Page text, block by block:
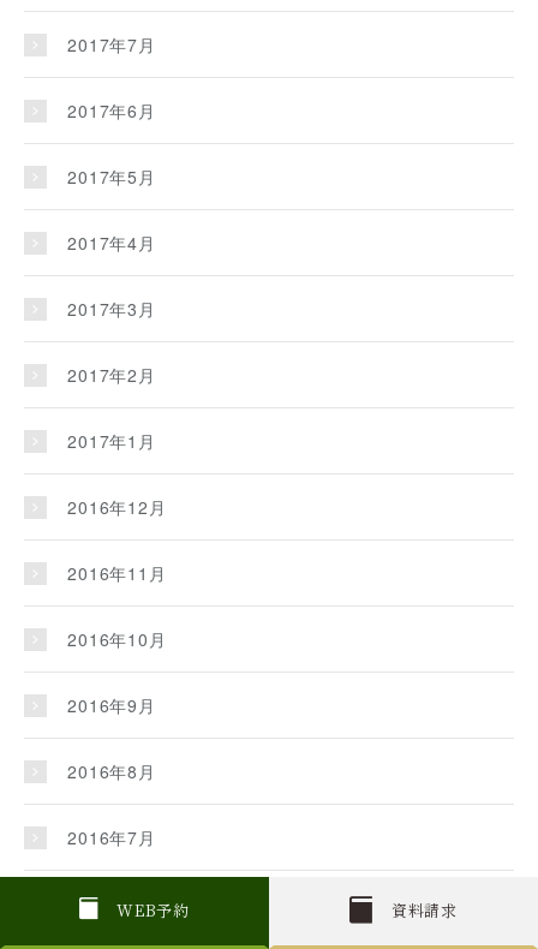
W EB予約 資料請求
2017年7月
2017年6月
2017年5月
2017年4月
2017年3月
2017年2月
2017年1月
2016年12月
2016年11月
2016年10月
2016年9月
2016年8月
2016年7月
2016年6月